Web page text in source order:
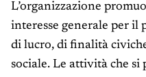
L’organizzazione
interesse generale per il
di lucro, di finalità
sociale. Le attività che si